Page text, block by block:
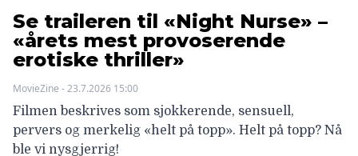
Se traileren til «Night Nurse» –
«årets mest provoserende
erotiske thriller»
MovieZine - 23.7.2026 15:00
Filmen beskrives som sjokkerende, sensuell,
pervers og merkelig «helt på topp». Helt på topp? Nå
ble vi nysgjerrig!